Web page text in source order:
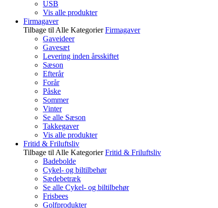
USB
Vis alle produkter
Firmagaver
Tilbage til Alle Kategorier Firmagaver
Gaveideer
Gavesæt
Levering inden årsskiftet
Sæson
Efterår
Forår
Påske
Sommer
Vinter
Se alle Sæson
Takkegaver
Vis alle produkter
Fritid & Friluftsliv
Tilbage til Alle Kategorier Fritid & Friluftsliv
Badebolde
Cykel- og biltilbehør
Sædebetræk
Se alle Cykel- og biltilbehør
Frisbees
Golfprodukter